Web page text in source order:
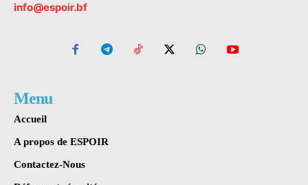
info@espoir.bf
Menu
Accueil
A propos de ESPOIR
Contactez-Nous